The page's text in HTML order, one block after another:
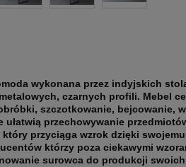
wykonana przez indyjskich
czarnych profili. Mebel
szczotkowanie, bejcowanie,
ułatwią przechowywanie
przyciąga wzrok dzięki
którzy poza ciekawymi
surowca do produkcji